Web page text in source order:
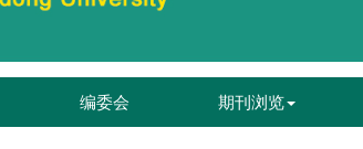
编委会 期刊浏览